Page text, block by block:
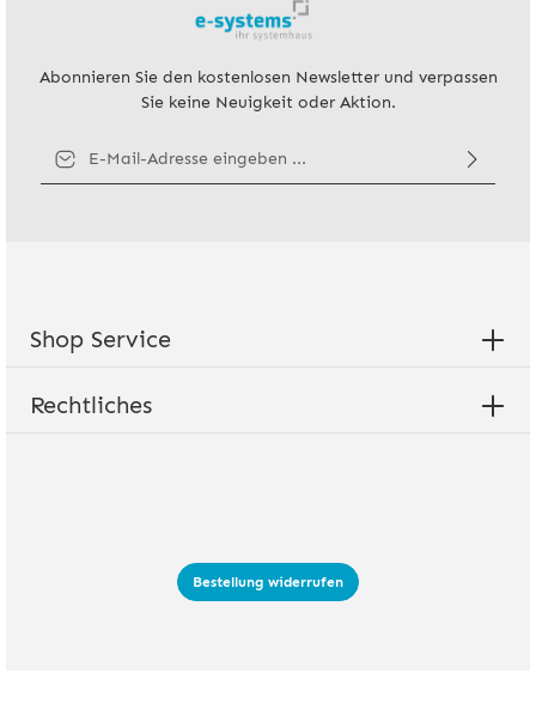
Abonnieren Sie den kostenlosen Newsletter und verpassen
Sie keine Neuigkeit oder Aktion.
E-Mail-Adresse*
Shop Service
Rechtliches
Bestellung widerrufen